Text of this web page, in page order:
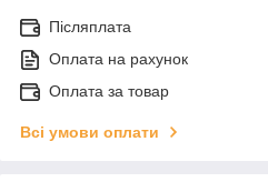
Післяплата
Оплата на рахунок
Оплата за товар
Всі умови оплати